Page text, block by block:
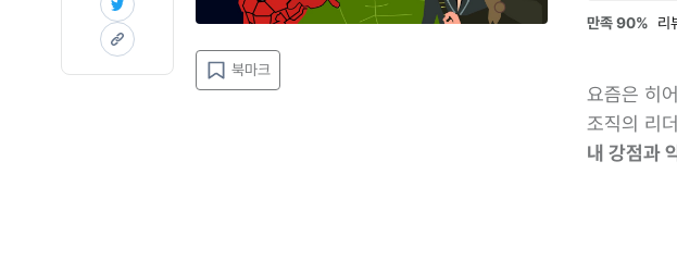
북마크
만족90% 리
요즘은 히
조직의 리
내 강점과